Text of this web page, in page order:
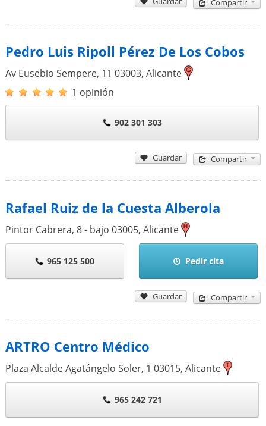
Compartir
Pedro Luis Ripoll Pérez De Los Cobos
Av Eusebio Sempere, 11 03003, Alicante
1 opinión
902 301 303
Guardar Compartir
Rafael Ruiz de la Cuesta Alberola
Pintor Cabrera, 8 - bajo 03005, Alicante
965 125 500 Pedir cita
Guardar Compartir
ARTRO Centro Médico
Plaza Alcalde Agatángelo Soler, 1 03015, Alicante
965 242 721